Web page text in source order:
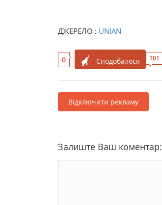
ДЖЕРЕЛО : UNIAN
0 Сподобалося 101
Відключити рекламу
Залиште Ваш коментар: